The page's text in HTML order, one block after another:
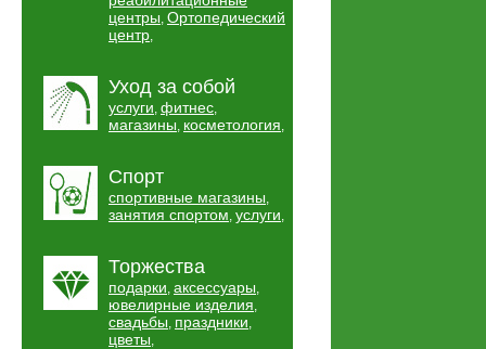
центры, Ортопедический
центр,
Уход за собой
услуги, фитнес,
магазины, косметология,
Спорт
спортивные магазины,
занятия спортом, услуги,
Торжества
подарки, аксессуары,
ювелирные изделия,
свадьбы, праздники,
цветы,